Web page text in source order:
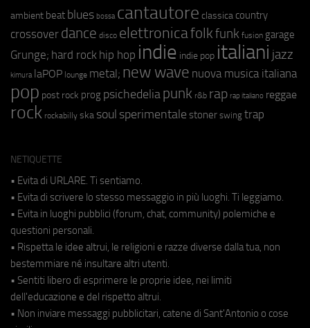
ambient beat blues bossa cantautore classica country
crossover dance disco elettronicafolkfunk fusion garage
Grunge; hard rock hip hop indie indie pop italiani jazz
kimura laPOP lounge metal; new wave nuova musica italiana
pop post rock prog psichedeliapunk r&b rap rap italiano reggae
rock rockabilly ska soul sperimentale stoner swing trap
NETIQUETTE
• Evita di URLARE. Ti sentiamo.
• Evita di scrivere lo stesso messaggio in più luoghi. Ti leggiamo.
• Evita in luoghi pubblici (forum, chat, community) polemiche e
questioni personali.
• Rispetta le idee altrui, le religioni e razze diverse dalla tua, non
bestemmiare né insultare altri utenti.
• Sentiti libero di esprimere le proprie idee, nei limiti
dell'educazione e del rispetto altrui.
• Non inviare messaggi pubblicitari, catene di Sant'Antonio o cose